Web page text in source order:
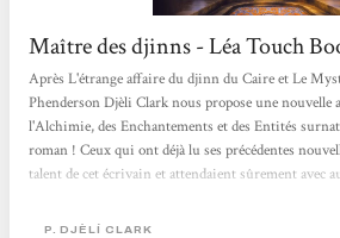
Maître des djinns - Léa Touch
Après L'étrange affaire du djinn du Caire et Le
Phenderson Djèli Clark nous propose une
l'Alchimie, des Enchantements et des Entités
roman ! Ceux qui ont déjà lu ses précédentes
talent de cet écrivain et attendaient sûrement avec
découvrir cet auteur talentueux en France et
P. DJÈLÍ CLARK